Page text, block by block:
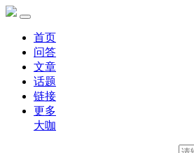
首页
问答
文章
话题
链接
更多
大咖